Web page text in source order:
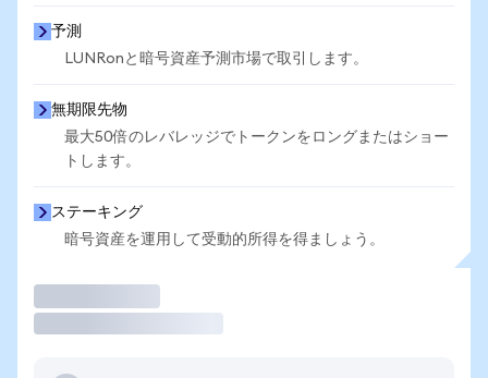
予測
LUNRonと暗号資産予測市場で取引します。
無期限先物
最大50倍のレバレッジでトークンをロングまたはショー
トします。
ステーキング
暗号資産を運用して受動的所得を得ましょう。